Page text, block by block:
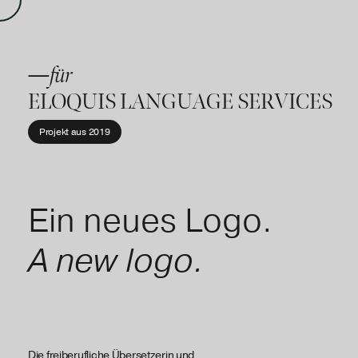
—für
ELOQUIS LANGUAGE SERVICES
Projekt aus2019
Ein neues Logo.
A new logo.
Die freiberufliche Übersetzerin und